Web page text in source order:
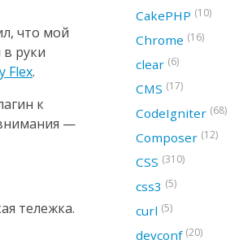
что мой
руки
Flex.
к
—
тележка.
CakePHP (10)
Chrome (16)
clear (6)
CMS (17)
CodeIgniter (68)
Composer (12)
CSS (310)
css3 (5)
curl (5)
devconf (20)